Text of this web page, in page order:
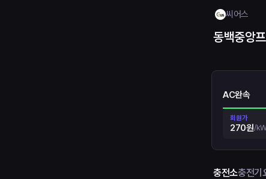
씨어스
동백중앙
AC완속
회원가
270원/
충전소충전기